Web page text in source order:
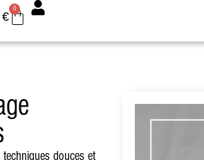
€
0
douces et